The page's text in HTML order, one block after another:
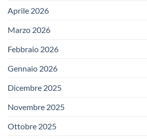
Aprile 2026
Marzo 2026
Febbraio 2026
Gennaio 2026
Dicembre 2025
Novembre 2025
Ottobre 2025